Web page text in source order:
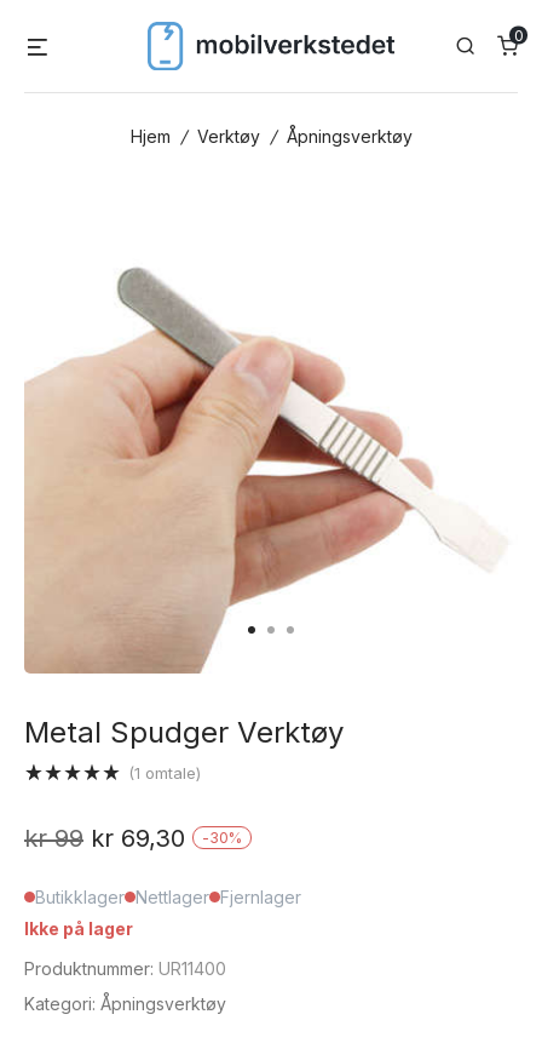
Search
0
Hjem / Verktøy / Åpningsverktøy
Metal Spudger Verktøy
basert på
(1 omtale)
kr99 Opprinnelig
var:
kr 99.
kr 69,30 Nåværende
kr 69,30.
-30%
Butikklager Nettlager Fjernlager
Ikke på lager
Produktnummer: UR11400
Kategori: Åpningsverktøy